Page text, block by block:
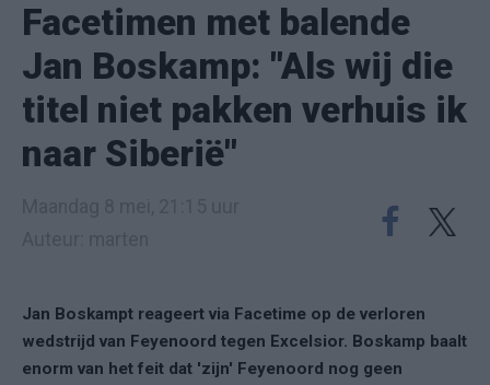
Facetimen met balende
Jan Boskamp: "Als wij die
titel niet pakken verhuis ik
naar Siberië"
Jan Boskampt reageert via Facetime op de verloren
wedstrijd van Feyenoord tegen Excelsior. Boskamp baalt
enorm van het feit dat 'zijn' Feyenoord nog geen